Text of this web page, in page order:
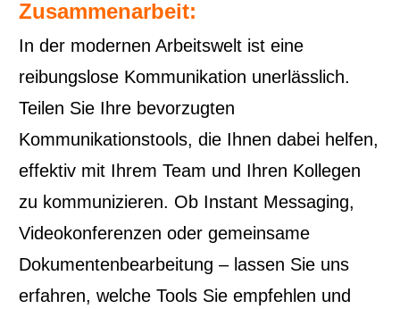
Zusammenarbeit:
In der modernen Arbeitswelt ist eine
reibungslose Kommunikation unerlässlich.
Teilen Sie Ihre bevorzugten
Kommunikationstools, die Ihnen dabei helfen,
effektiv mit Ihrem Team und Ihren Kollegen
zu kommunizieren. Ob Instant Messaging,
Videokonferenzen oder gemeinsame
Dokumentenbearbeitung – lassen Sie uns
erfahren, welche Tools Sie empfehlen und